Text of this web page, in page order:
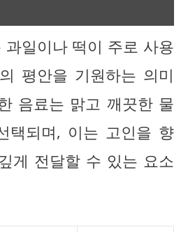
일이나 떡이 주로 사용
평안을 기원하는 의미
음료는 맑고 깨끗한 물
택되며, 이는 고인을 향
게 전달할 수 있는 요소